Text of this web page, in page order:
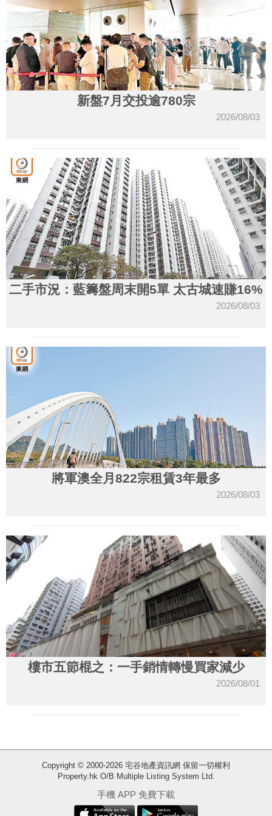
新盤7月交投逾780宗
2026/08/03
二手市況：藍籌盤周末開5單 太古城速賺16%
2026/08/03
將軍澳全月822宗租賃3年最多
2026/08/03
樓市五節棍之：一手銷情轉慢買家減少
2026/08/01
Copyright © 2000-2026 宅谷地產資訊網 保留一切權利
Property.hk O/B Multiple Listing System Ltd.
手機 APP 免費下載